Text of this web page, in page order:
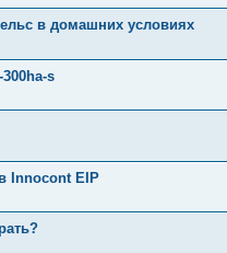
в домашних условиях
s
Innocont EIP